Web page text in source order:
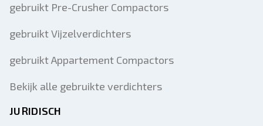
gebruikt Pre-Crusher Compactors
gebruikt Vijzelverdichters
gebruikt Appartement Compactors
Bekijk alle gebruikte verdichters
JURIDISCH